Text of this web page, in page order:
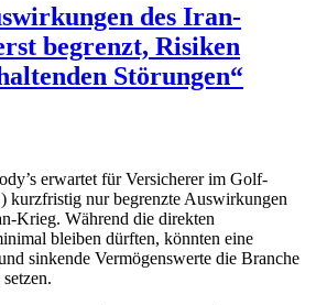
des Iran-
begrenzt, Risiken
Störungen“
erwartet für Versicherer im Golf-
kurzfristig nur begrenzte Auswirkungen
Krieg. Während die direkten
bleiben dürften, könnten eine
sinkende Vermögenswerte die Branche